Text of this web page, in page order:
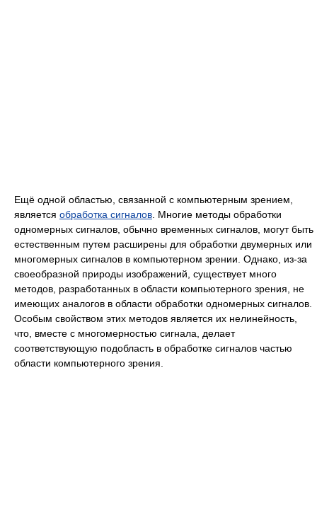
Ещё одной областью, связанной с компьютерным зрением,
является обработка сигналов . Многие методы обработки
одномерных сигналов, обычно временных сигналов, могут быть
естественным путем расширены для обработки двумерных или
многомерных сигналов в компьютерном зрении. Однако, из-за
своеобразной природы изображений, существует много
методов, разработанных в области компьютерного зрения, не
имеющих аналогов в области обработки одномерных сигналов.
Особым свойством этих методов является их нелинейность,
что, вместе с многомерностью сигнала, делает
соответствующую подобласть в обработке сигналов частью
области компьютерного зрения.